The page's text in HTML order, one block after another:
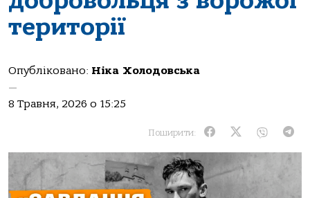
території
Опубліковано: Ніка Холодовська
—
8 Травня, 2026 о 15:25
Поширити: